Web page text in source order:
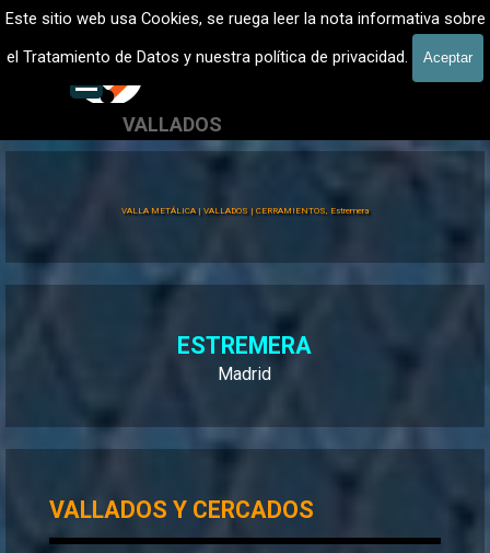
Este sitio web usa Cookies, se ruega leer la nota informativa sobre
el Tratamiento de Datos y nuestra política de privacidad.
Aceptar
Vaya al ContenidoVALLADOS METALICOS MADRID - VALLADO DE FINCAS
Vallados de fincas, Cercados
VALLADOS
601 900 178
VALLA METÁLICA | VALLADOS | CERRAMIENTOS, Estremera
ESTREMERA
Madrid
VALLADOS Y CERCADOS